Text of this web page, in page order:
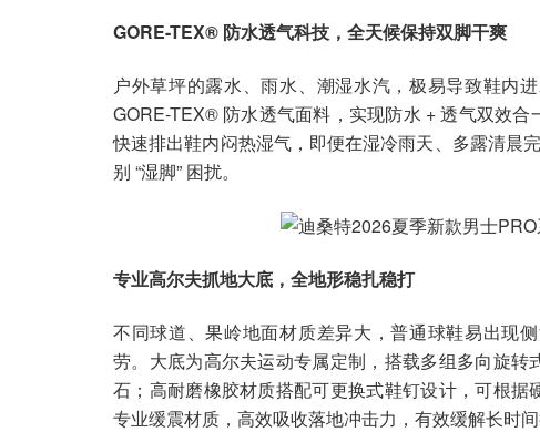
GORE-TEX® 防水透气科技，全天候保持双脚干爽
户外草坪的露水、雨水、潮湿水汽，极易导致鞋内
GORE-TEX® 防水透气面料，实现防水 + 透气双效
快速排出鞋内闷热湿气，即便在湿冷雨天、多露清晨
别 “湿脚” 困扰。
专业高尔夫抓地大底，全地形稳扎稳打
不同球道、果岭地面材质差异大，普通球鞋易出现
劳。大底为高尔夫运动专属定制，搭载多组多向旋
石；高耐磨橡胶材质搭配可更换式鞋钉设计，可根
专业缓震材质，高效吸收落地冲击力，有效缓解长时